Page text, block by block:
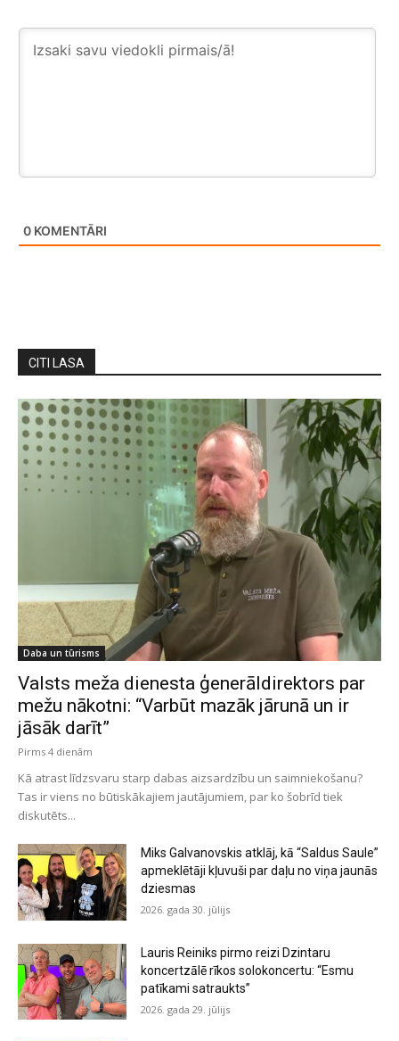
0 KOMENTĀRI
CITI LASA
Daba un tūrisms
Valsts meža dienesta ģenerāldirektors par
mežu nākotni: “Varbūt mazāk jārunā un ir
jāsāk darīt”
Pirms 4 dienām
Kā atrast līdzsvaru starp dabas aizsardzību un saimniekošanu?
Tas ir viens no būtiskākajiem jautājumiem, par ko šobrīd tiek
diskutēts...
Miks Galvanovskis atklāj, kā “Saldus Saule”
apmeklētāji kļuvuši par daļu no viņa jaunās
dziesmas
2026. gada 30. jūlijs
Lauris Reiniks pirmo reizi Dzintaru
koncertzālē rīkos solokoncertu: “Esmu
patīkami satraukts”
2026. gada 29. jūlijs